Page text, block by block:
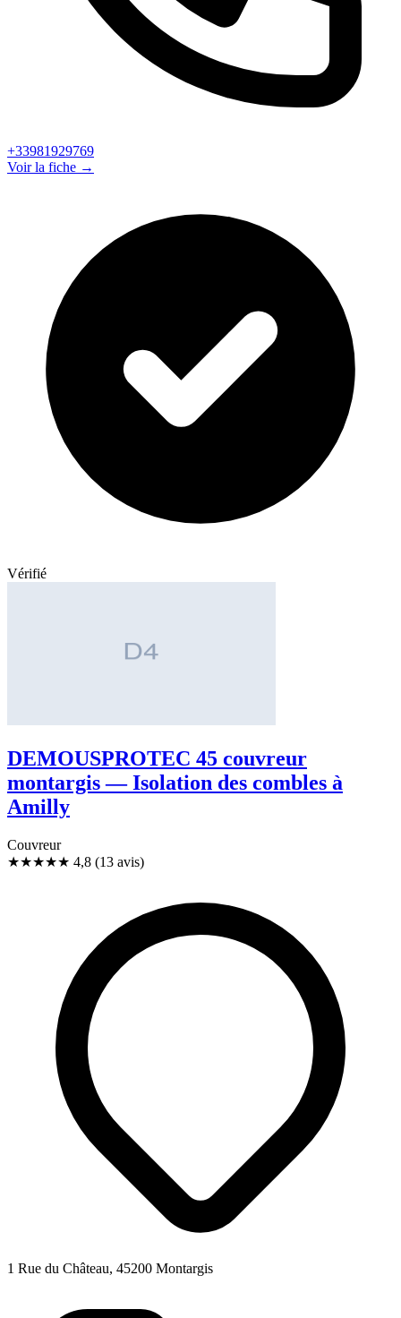
+33981929769
Voir la fiche →
Vérifié
DEMOUSPROTEC 45 couvreur
montargis — Isolation des combles à
Amilly
Couvreur
★★★★★ 4,8 (13 avis)
1 Rue du Château, 45200 Montargis